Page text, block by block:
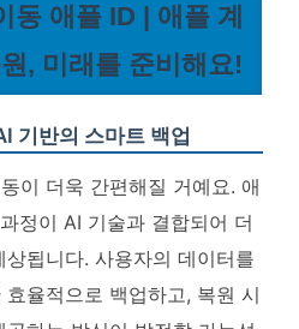
동 애플 ID | 애플 계
, 미래를 준비해요!
기반의 스마트 백업
이 더욱 간편해질 거예요. 애
정이 AI 기술과 결합되어 더
상됩니다. 사용자의 데이터를
율적으로 백업하고, 복원 시